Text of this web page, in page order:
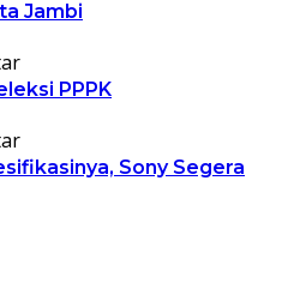
Jambi
PPPK
Sony Segera